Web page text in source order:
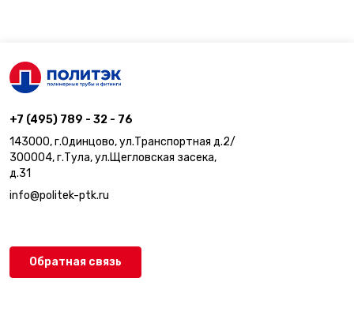
+7 (495) 789 - 32 - 76
143000, г.Одинцово, ул.Транспортная д.2/
300004, г.Тула, ул.Щегловская засека,
д.31
info@politek-ptk.ru
Обратная связь